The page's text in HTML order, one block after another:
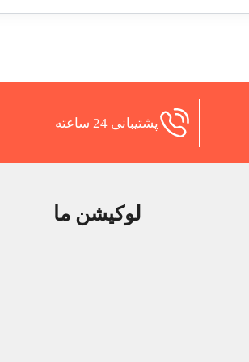
پشتیبانی 24 ساعته
لوکیشن ما